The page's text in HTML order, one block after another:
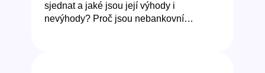
sjednat a jaké jsou její výhody i
nevýhody? Proč jsou nebankovní…